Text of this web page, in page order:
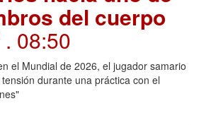
del cuerpo
. 08:50
el Mundial de 2026, el jugador samario
durante una práctica con el